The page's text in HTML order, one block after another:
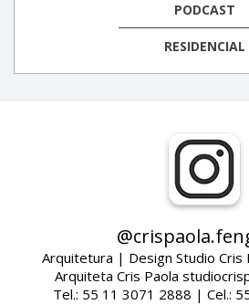
PODCAST
RESIDENCIAL
Arquitetura | Design Studio Cris
Arquiteta Cris Paola
Tel.: 55 11 3071 2888 | Cel.: